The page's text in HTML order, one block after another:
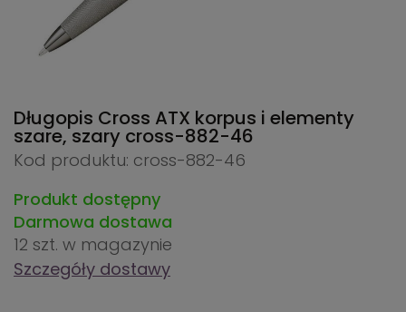
Długopis Cross ATX korpus i elementy
szare, szary cross-882-46
Kod produktu: cross-882-46
Produkt dostępny
Darmowa dostawa
12 szt. w magazynie
Szczegóły dostawy